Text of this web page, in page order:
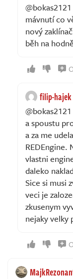
mávnutí co
nový
běh na
filip-hajek
a spoustu
a za me
REDEngine.
vlastni
daleko
Sice si musi
veci je
zkusenym
nejaky velky